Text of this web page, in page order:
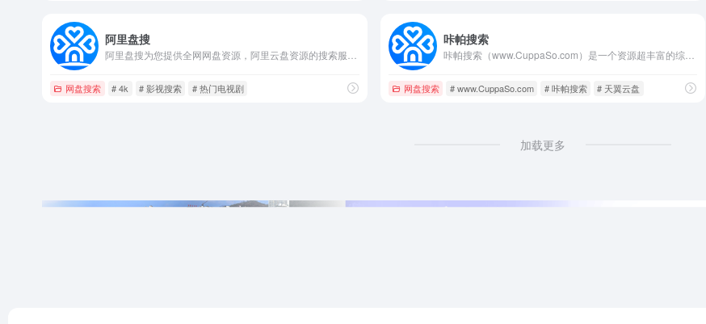
阿里盘搜
网盘搜索 # 4k # 影视搜索 # 热门电视剧
咔帕搜索
咔帕搜索（www.CuppaSo.com）是一个资源超丰富的综合资源搜索网站,咔帕搜索专注于收录全网综合盘资源，包括：影视资源、音乐资源、图片资源、电子书资源、软件资源、小说资源等等。只需要输入关键词即可搜索综合云盘资源,直接提供综合云盘分享链接,大家可以保存至自己的综合云盘,或者直接下载。
网盘搜索 # www.CuppaSo.com # 咔帕搜索 # 天翼云盘
加载更多